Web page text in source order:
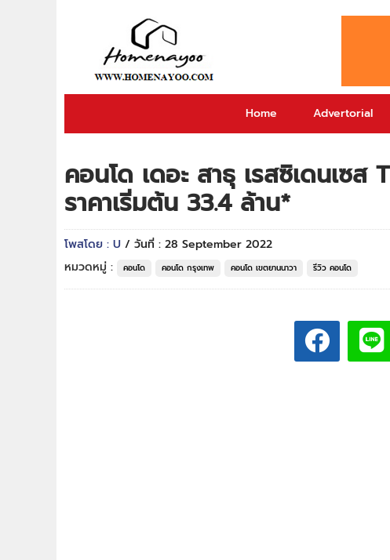
Home Advertorial
คอนโด เดอะ สาธุ เรสซิเดนเซ
ราคาเริ่มต้น 33.4 ล้าน*
โพสโดย : U / วันที่ : 28 September 2022
หมวดหมู่ :
คอนโด คอนโด กรุงเทพ คอนโด เขตยานนาวา รีวิว คอนโด